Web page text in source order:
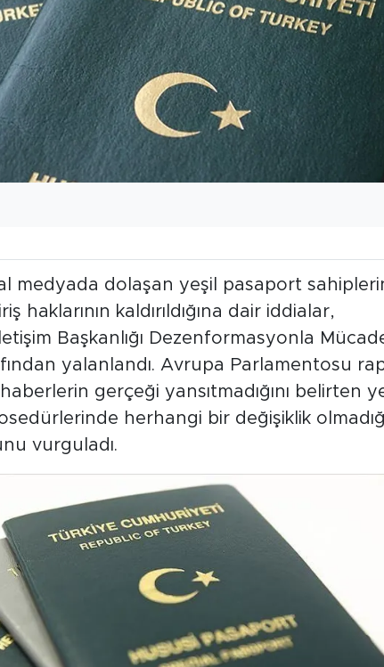
medyada dolaşan yeşil pasaport
haklarının kaldırıldığına dair iddialar,
Başkanlığı Dezenformasyonla
yalanlandı. Avrupa Parlamentosu
haberlerin gerçeği yansıtmadığını belirten
herhangi bir değişiklik
vurguladı.